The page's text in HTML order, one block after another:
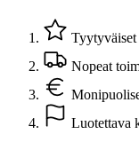
Tyytyväiset
Nopeat
Luotettava